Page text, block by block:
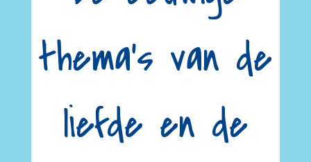
thema’s van de
liefde en de